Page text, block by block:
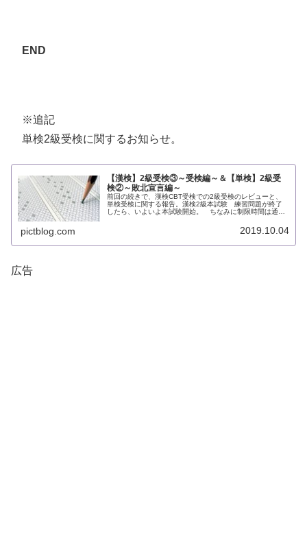
END
※追記
単検2級受検に関するお知らせ。
【漢検】2級受検③～受検編～＆【単検】2級受
検②～敗北宣言編～
前回の続きで、漢検CBT受検での2級受検のレビューと、
単検受検に関する報告。漢検2級本試験 練習問題が終了
したら、いよいよ本試験開始。 ちなみに制限時間は通常
pictblog.com 2019.10.04
広告